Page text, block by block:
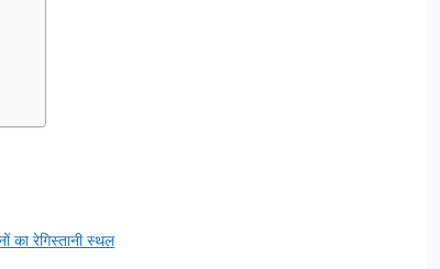
का रेगिस्तानी स्थल